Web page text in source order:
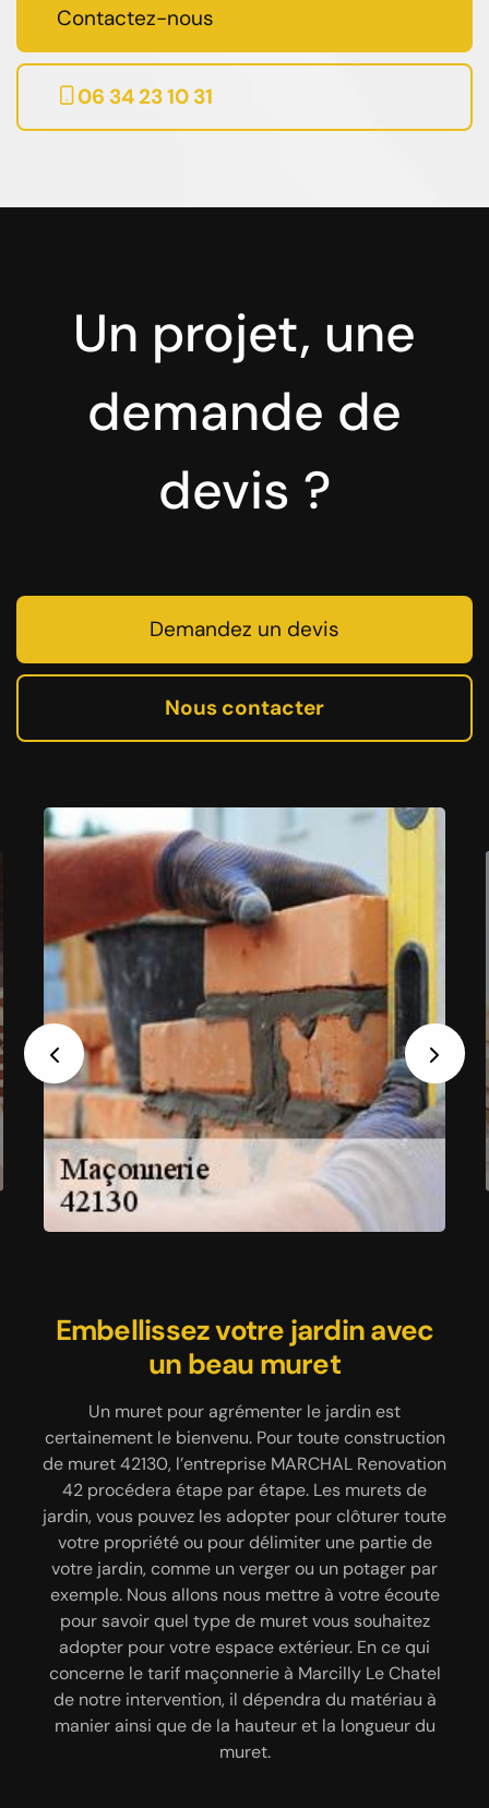
Contactez-nous
06 34 23 10 31
Un projet, une
demande de
devis ?
Demandez un devis
Nous contacter
Previous Next
Embellissez votre jardin avec
un beau muret
Un muret pour agrémenter le jardin est
certainement le bienvenu. Pour toute construction
de muret 42130, l’entreprise MARCHAL Renovation
42 procédera étape par étape. Les murets de
jardin, vous pouvez les adopter pour clôturer toute
votre propriété ou pour délimiter une partie de
votre jardin, comme un verger ou un potager par
exemple. Nous allons nous mettre à votre écoute
pour savoir quel type de muret vous souhaitez
adopter pour votre espace extérieur. En ce qui
concerne le tarif maçonnerie à Marcilly Le Chatel
de notre intervention, il dépendra du matériau à
manier ainsi que de la hauteur et la longueur du
muret.
La gratuité du devis
maçonnerie à Marcilly Le
Chatel 42130
Le devis maçonnerie à Marcilly Le Chatel 42130 est
un document accessible gratuitement si vous le
demandez auprès de l’entreprise MARCHAL
Renovation 42. Votre devis personnalisé et sur
mesure est à tenir en main dans les 24 heures qui
suivront la requête. Il met en exergue le tarif de
notre intervention, le coût des matériaux, la durée
du chantier, les dates de début et de fin des
travaux, etc. Si notre offre vous convient, n’hésitez
pas à nous contacter avant la date d’expiration du
devis. En plus de sa gratuité, le devis maçonnerie
est également sans engagement.
Réalisation de chape par
l’entreprise de maçonnerie
MARCHAL Renovation 42
Préalablement à la pose de carrelage, de parquet,
de plancher ou de tout autre revêtement de sol, il
est indispensable de procéder à la réalisation de
chape. Cela offre un rendu exceptionnel au
revêtement de sol à poser. En effet, la chape va
rendre le sol rectiligne et sans défaut. Il existe trois
manières de réaliser une chape, à choisir selon vos
convenances. Il s’agit de la chape traditionnelle, de
la chape liquide et de la chape sèche. Nos artisans
sont là pour vous aider à choisir, si vous avez
besoin de conseil.